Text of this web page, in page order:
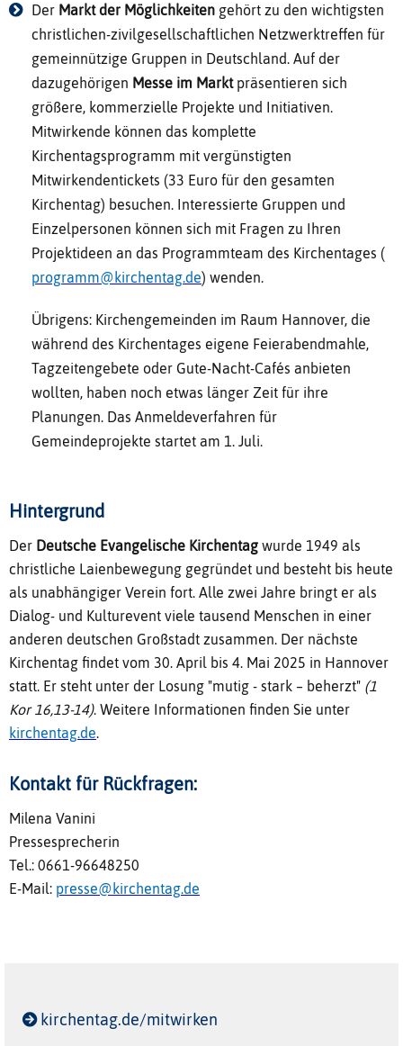
Der Markt der Möglichkeiten gehört zu den wichtigsten
christlichen-zivilgesellschaftlichen Netzwerktreffen für
gemeinnützige Gruppen in Deutschland. Auf der
dazugehörigen Messe im Marktpräsentieren sich
größere, kommerzielle Projekte und Initiativen.
Mitwirkende können das komplette
Kirchentagsprogramm mit vergünstigten
Mitwirkendentickets (33 Euro für den gesamten
Kirchentag) besuchen. Interessierte Gruppen und
Einzelpersonen können sich mit Fragen zu Ihren
Projektideen an das Programmteam des Kirchentages (
programm@kirchentag.de) wenden.
Übrigens: Kirchengemeinden im Raum Hannover, die
während des Kirchentages eigene Feierabendmahle,
Tagzeitengebete oder Gute-Nacht-Cafés anbieten
wollten, haben noch etwas länger Zeit für ihre
Planungen. Das Anmeldeverfahren für
Gemeindeprojekte startet am 1. Juli.
Hintergrund
Der Deutsche Evangelische Kirchentag wurde 1949 als
christliche Laienbewegung gegründet und besteht bis heute
als unabhängiger Verein fort. Alle zwei Jahre bringt er als
Dialog- und Kulturevent viele tausend Menschen in einer
anderen deutschen Großstadt zusammen. Der nächste
Kirchentag findet vom 30. April bis 4. Mai 2025 in Hannover
statt. Er steht unter der Losung "mutig - stark – beherzt" (1
Kor 16,13-14). Weitere Informationen finden Sie unter
kirchentag.de
Kontakt für Rückfragen:
Milena Vanini
Pressesprecherin
Tel.: 0661-96648250
E-Mail: presse@kirchentag.de
kirchentag.de/mitwirken